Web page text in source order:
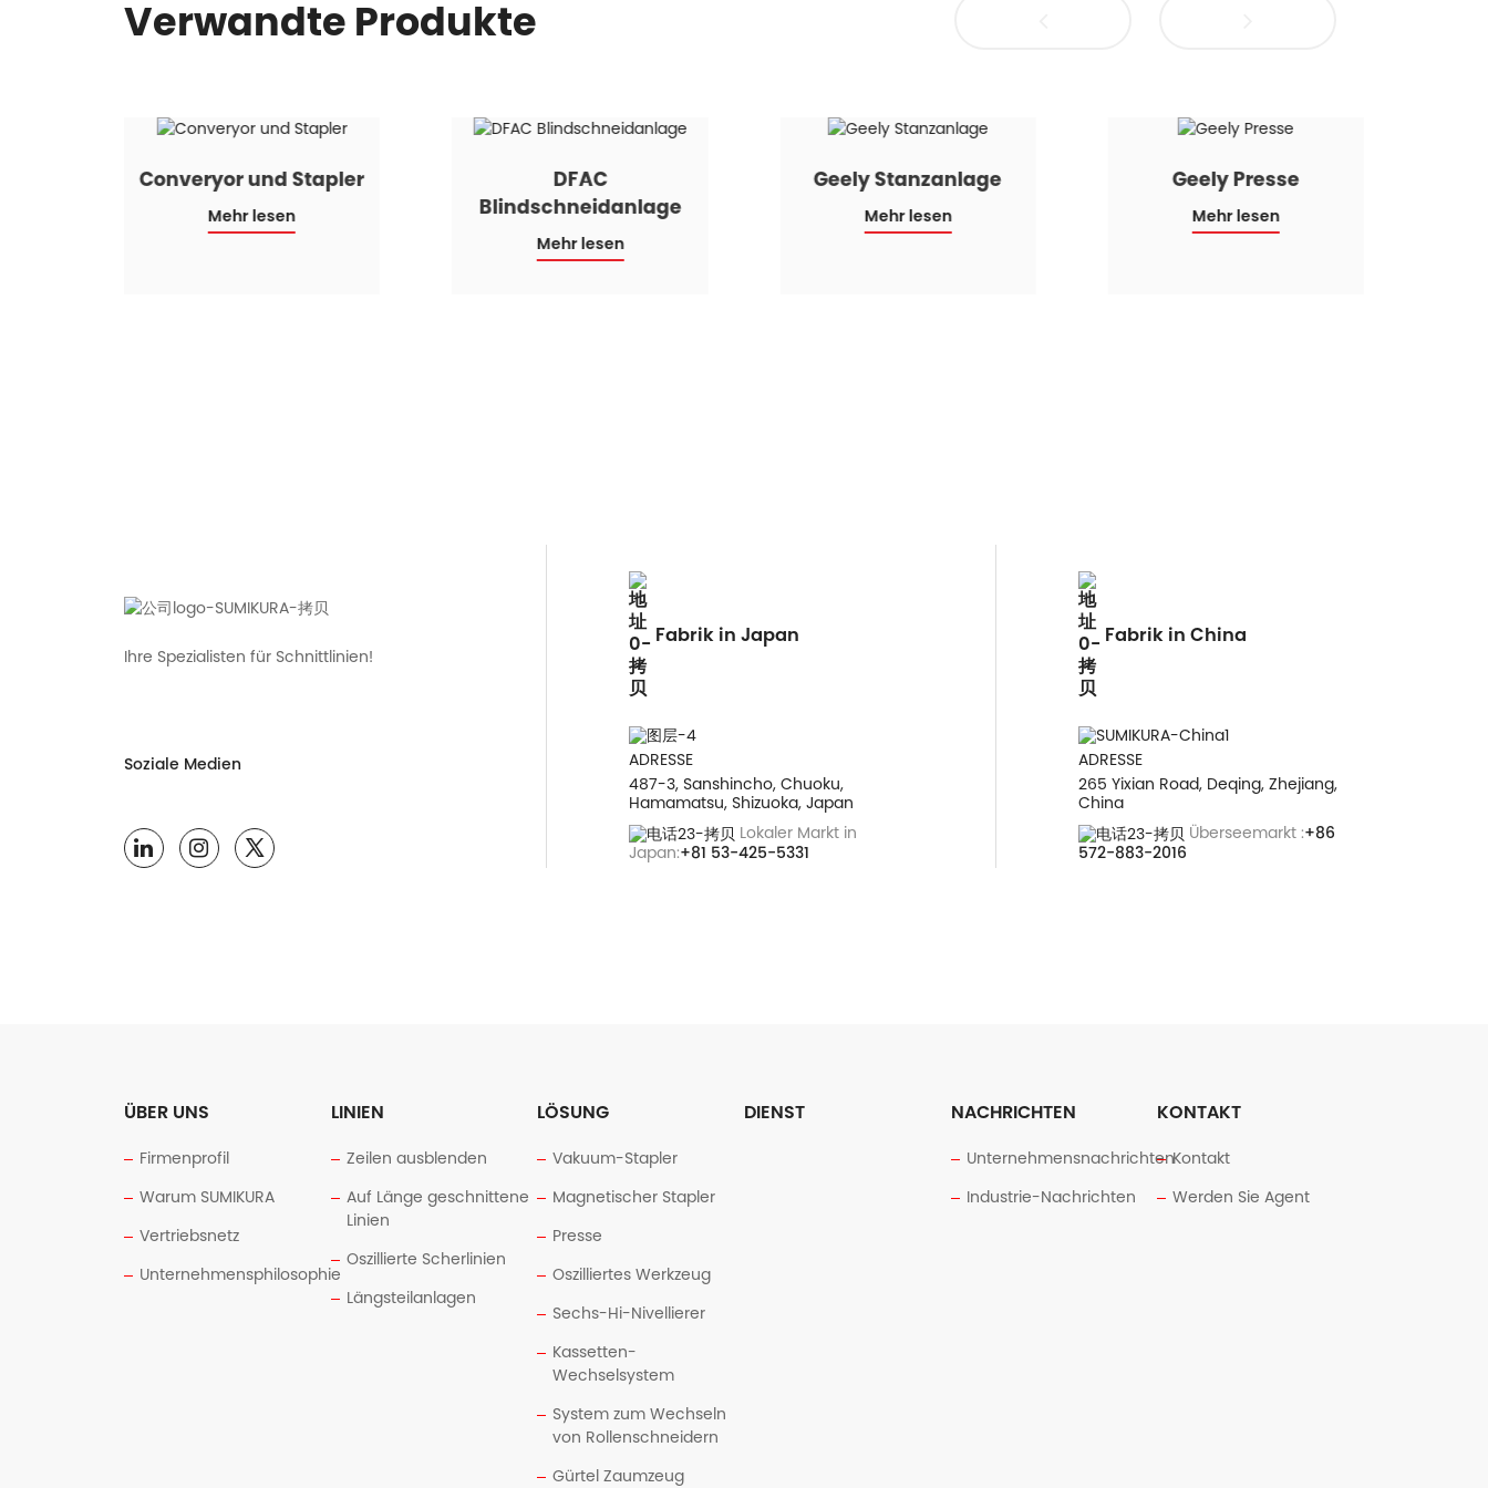
Verwandte Produkte
Converyor und Stapler
Mehr lesen
DFAC
Blindschneidanlage
Mehr lesen
Geely Stanzanlage
Mehr lesen
Geely Presse
Mehr lesen
Ihre Spezialisten für Schnittlinien!
Soziale Medien

Fabrik in Japan
ADRESSE
487-3, Sanshincho, Chuoku,
Hamamatsu, Shizuoka, Japan
Lokaler Markt in
Japan:+81 53-425-5331
Fabrik in China
ADRESSE
265 Yixian Road, Deqing, Zhejiang,
China
Überseemarkt :+86
572-883-2016
ÜBER UNS
Firmenprofil
Warum SUMIKURA
Vertriebsnetz
Unternehmensphilosophie
LINIEN
Zeilen ausblenden
Auf Länge geschnittene
Linien
Oszillierte Scherlinien
Längsteilanlagen
LÖSUNG
Vakuum-Stapler
Magnetischer Stapler
Presse
Oszilliertes Werkzeug
Sechs-Hi-Nivellierer
Kassetten-
Wechselsystem
System zum Wechseln
von Rollenschneidern
Gürtel Zaumzeug
DIENST NACHRICHTEN
Unternehmensnachrichten
Industrie-Nachrichten
KONTAKT
Kontakt
Werden Sie Agent